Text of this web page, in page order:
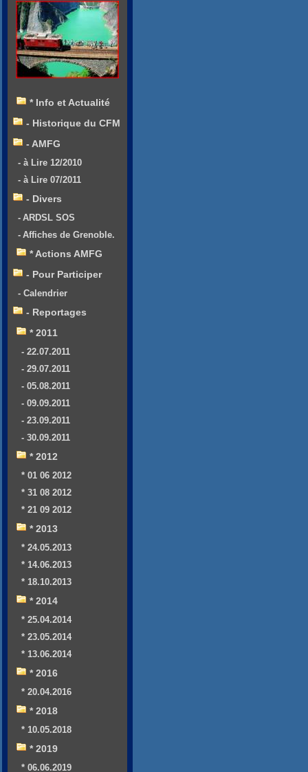
* Info et Actualité
- Historique du CFM
- AMFG
- à Lire 12/2010
- à Lire 07/2011
- Divers
- ARDSL SOS
- Affiches de Grenoble.
* Actions AMFG
- Pour Participer
- Calendrier
- Reportages
* 2011
- 22.07.2011
- 29.07.2011
- 05.08.2011
- 09.09.2011
- 23.09.2011
- 30.09.2011
* 2012
* 01 06 2012
* 31 08 2012
* 21 09 2012
* 2013
* 24.05.2013
* 14.06.2013
* 18.10.2013
* 2014
* 25.04.2014
* 23.05.2014
* 13.06.2014
* 2016
* 20.04.2016
* 2018
* 10.05.2018
* 2019
* 06.06.2019